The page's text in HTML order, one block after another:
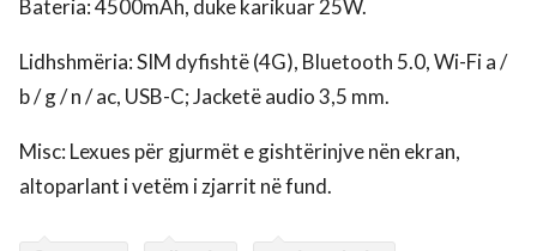
Bateria: 4500mAh, duke karikuar 25W.
Lidhshmëria: SIM dyfishtë (4G), Bluetooth 5.0, Wi-Fi a /
b / g / n / ac, USB-C; Jacketë audio 3,5 mm.
Misc: Lexues për gjurmët e gishtërinjve nën ekran,
altoparlant i vetëm i zjarrit në fund.